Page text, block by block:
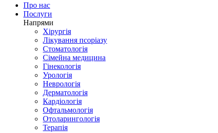
Про нас
Послуги
Напрями
Хірургія
Лікування псоріазу
Стоматологія
Сімейна медицина
Гінекологія
Урологія
Неврологія
Дерматологія
Кардіологія
Офтальмологія
Отоларингологія
Терапія